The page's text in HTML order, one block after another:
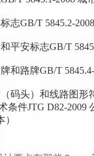
GB/T 5845.2-
安标志GB/T
路牌GB/T 5845.4-
头）和线路图形符
条件JTG D82-